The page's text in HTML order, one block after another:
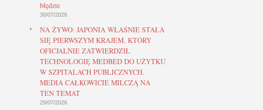
błędzie
30/07/2026
NA ŻYWO: JAPONIA WŁAŚNIE STAŁA
SIĘ PIERWSZYM KRAJEM, KTÓRY
OFICJALNIE ZATWIERDZIŁ
TECHNOLOGIĘ MEDBED DO UŻYTKU
W SZPITALACH PUBLICZNYCH.
MEDIA CAŁKOWICIE MILCZĄ NA
TEN TEMAT
29/07/2026